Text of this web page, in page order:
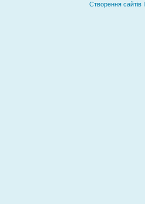
Cтворення сайтів